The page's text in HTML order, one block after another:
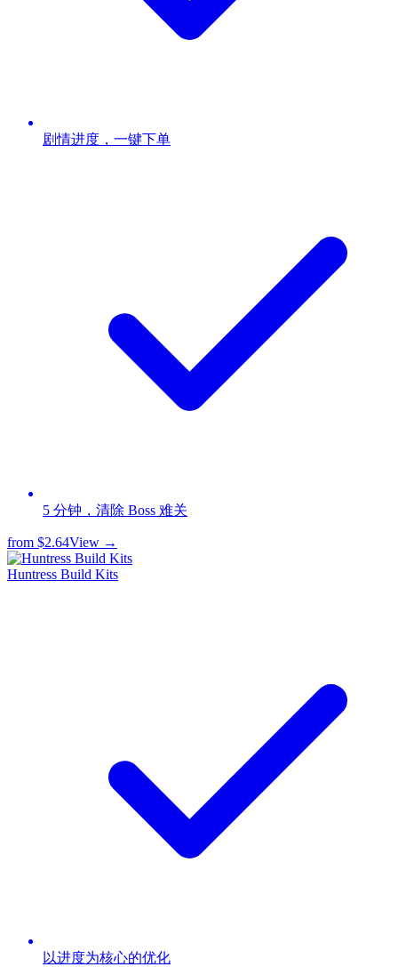
剧情进度，一键下单
5 分钟，清除 Boss 难关
from $2.64View →
Huntress Build Kits
以进度为核心的优化